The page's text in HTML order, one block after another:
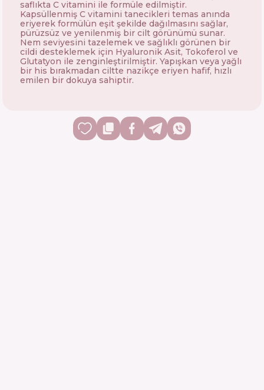
saflıkta C vitamini ile formüle edilmiştir.
Kapsüllenmiş C vitamini tanecikleri temas anında
eriyerek formülün eşit şekilde dağılmasını sağlar,
pürüzsüz ve yenilenmiş bir cilt görünümü sunar.
Nem seviyesini tazelemek ve sağlıklı görünen bir
cildi desteklemek için Hyaluronik Asit, Tokoferol ve
Glutatyon ile zenginleştirilmiştir. Yapışkan veya yağlı
bir his bırakmadan ciltte nazikçe eriyen hafif, hızlı
emilen bir dokuya sahiptir.